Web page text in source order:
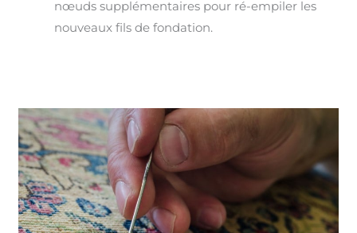
nœuds supplémentaires pour ré-empiler les
nouveaux fils de fondation.